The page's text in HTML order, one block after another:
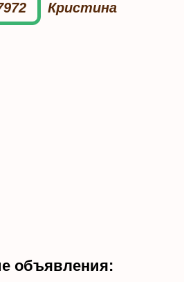
Кристина
объявления: